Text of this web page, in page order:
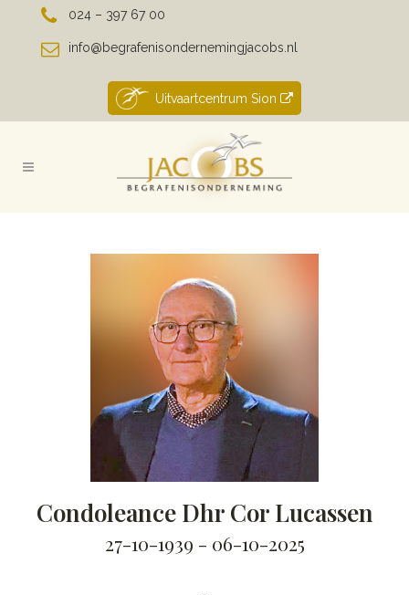
024 – 397 67 00
info@begrafenisondernemingjacobs.nl
Uitvaartcentrum Sion
Condoleance Dhr Cor Lucassen
27-10-1939 - 06-10-2025